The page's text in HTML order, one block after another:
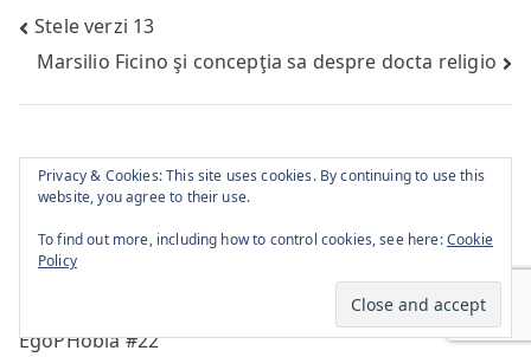
Post
navigation
Stele verzi 13
Marsilio Ficino şi concepţia sa despre docta religio
One thought on “Epistemologia fără
subiect cunoscător
www.egophobia.ro » Blog Archive »
EgoPHobia #22
Privacy & Cookies: This site uses cookies. By continuing to use this
website, you agree to their use.
To find out more, including how to control cookies, see here:Cookie
Policy